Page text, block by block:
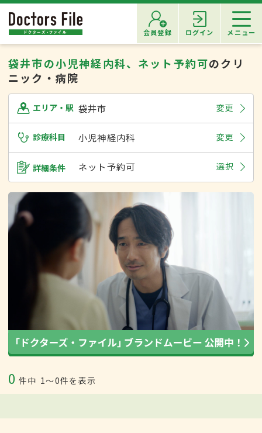
会員登録 ログイン メニュー
袋井市の小児神経内科、ネット予約可のクリ
ニック・病院
エリア・駅 袋井市 変更
診療科目 小児神経内科 変更
詳細条件 ネット予約可 選択
0 件中 1〜0件を表示